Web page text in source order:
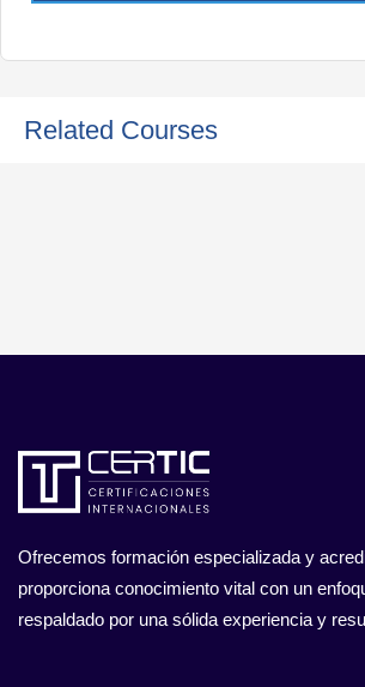
Related Courses
Ofrecemos formación especializada y
proporciona conocimiento vital con un
respaldado por una sólida experiencia y